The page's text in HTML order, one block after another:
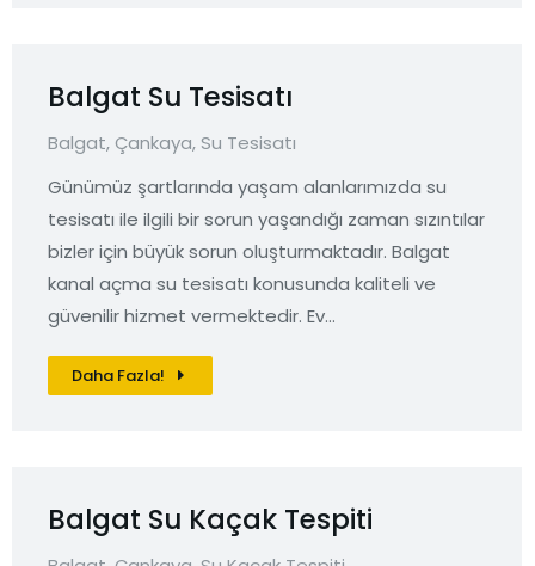
Balgat Su Tesisatı
Balgat, Çankaya,Su Tesisatı
Günümüz şartlarında yaşam alanlarımızda su
tesisatı ile ilgili bir sorun yaşandığı zaman sızıntılar
bizler için büyük sorun oluşturmaktadır. Balgat
kanal açma su tesisatı konusunda kaliteli ve
güvenilir hizmet vermektedir. Ev…
Daha Fazla!
Balgat Su Kaçak Tespiti